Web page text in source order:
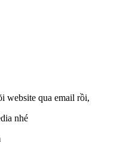
website qua email rồi,
nhé